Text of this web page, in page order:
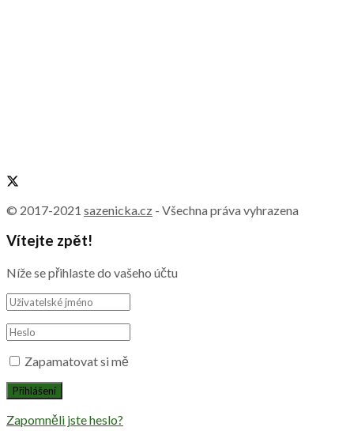
© 2017-2021 sazenicka.cz - Všechna práva vyhrazena
Vítejte zpět!
Níže se přihlaste do vašeho účtu
Zapamatovat si mě
Zapomněli jste heslo?